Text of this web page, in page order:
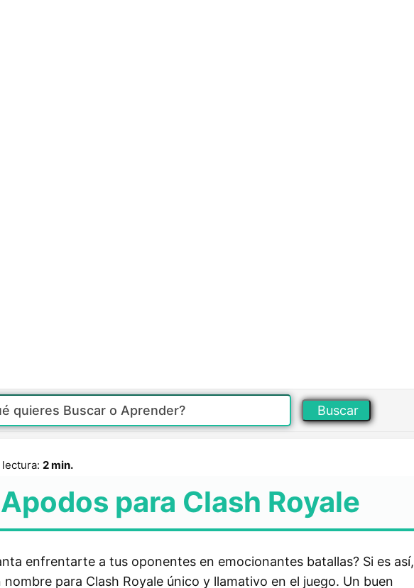
Buscar
2 min.
Apodos para Clash Royale
enfrentarte a tus oponentes en emocionantes batallas? Si es así,
para Clash Royale único y llamativo en el juego. Un buen